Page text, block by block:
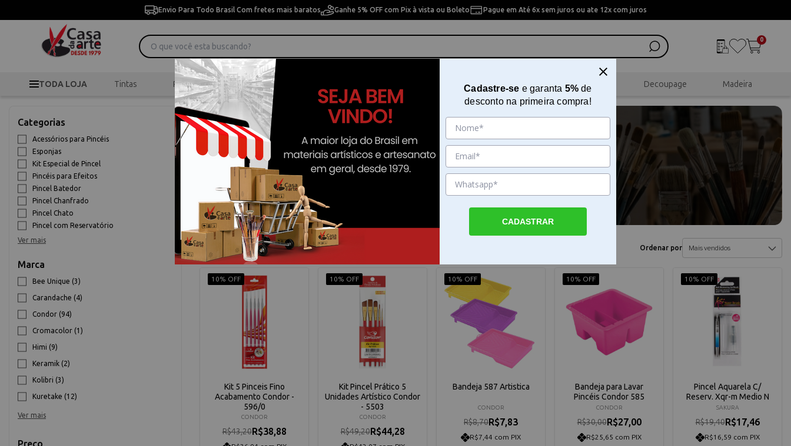
Envio Para Todo Brasil Com fretes mais baratos Ganhe 5% OFF com Pix à vista ou Boleto Pague em Até 6x sem juros ou ate 12x com juros
0
TODA LOJA Tintas Pincéis Desenho Pintura Artesanal Scrapbook Decoupage Madeira
Categorias
Acessórios para Pincéis
Esponjas
Kit Especial de Pincel
Pincéis para Efeitos
Pincel Batedor
Pincel Chanfrado
Pincel Chato
Pincel com Reservatório
Ver mais
Marca
Bee Unique (3)
Carandache (4)
Condor (94)
Cromacolor (1)
Himi (9)
Keramik (2)
Kolibri (3)
Kuretake (12)
Ver mais
Início Pincéis
Pincéis Ordenar por
10% OFF
Kit 5 Pinceis Fino
Acabamento Condor -
596/0
CONDOR
R$43,20R$38,88
10% OFF
Kit Pincel Prático 5
Unidades Artístico Condor
- 5503
CONDOR
R$49,20R$44,28
10% OFF
Bandeja 587 Artistica
CONDOR
R$8,70R$7,83
R$7,44 com PIX
10% OFF
Bandeja para Lavar
Pincéis Condor 585
CONDOR
R$30,00R$27,00
R$25,65 com PIX
10% OFF
Pincel Aquarela C/
Reserv. Xqr-m Medio N
SAKURA
R$19,40R$17,46
R$16,59 com PIX
Cadastre-se e garanta 5%de
desconto na primeira compra!
CADASTRAR